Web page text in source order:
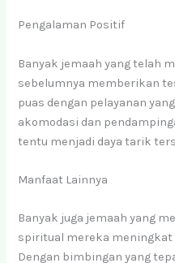
Pengalaman Positif
Banyak jemaah yang telah
sebelumnya memberikan
puas dengan pelayanan
akomodasi dan
tentu menjadi daya tarik
Manfaat Lainnya
Banyak juga jemaah yang
spiritual mereka meningkat
Dengan bimbingan yang